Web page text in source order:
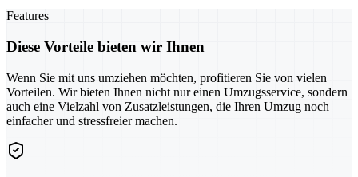
Features
Diese Vorteile bieten wir Ihnen
Wenn Sie mit uns umziehen möchten, profitieren Sie von vielen
Vorteilen. Wir bieten Ihnen nicht nur einen Umzugsservice, sondern
auch eine Vielzahl von Zusatzleistungen, die Ihren Umzug noch
einfacher und stressfreier machen.